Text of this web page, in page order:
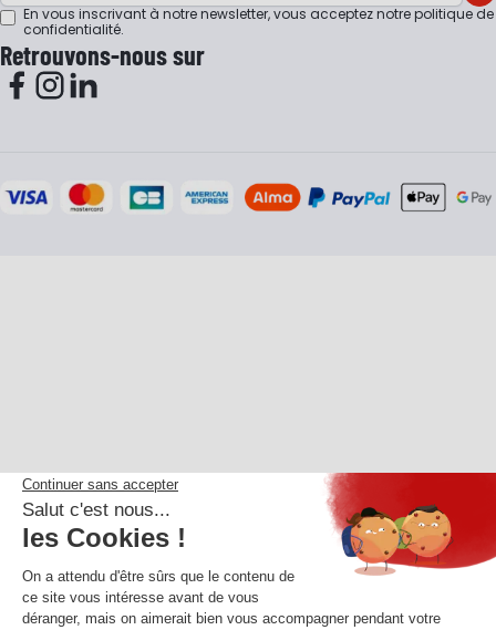
En vous inscrivant à notre newsletter, vous acceptez notrepolitique de
confidentialité.
Retrouvons-nous sur